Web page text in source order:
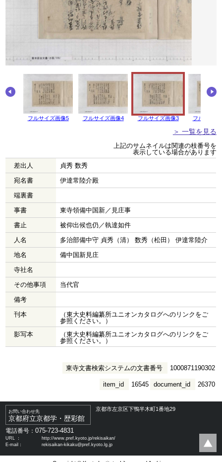
フルサイズ画像5 フルサイズ画像4 フルサイズ画像3 フルサイズ
＞ 一覧を見る
上記のサムネイルは関連の枝番号を
表示している場合があります
差出人
貞秀 数秀
宛名書
伊達常陸介殿
端裏書
事書
東寺領備中国新／見庄事
書止
被仰出候也仍／執達如件
人名
多治部備中守 貞秀（清） 数秀（松田） 伊達常陸介
地名
備中国新見庄
寺社名
その他事項
当代官
備考
刊本
（東大史料編纂所ユニオンカタログへのリンクをご
参照ください。）
影写本
（東大史料編纂所ユニオンカタログへのリンクをご
参照ください。）
東寺文書検索システムの文書番号 1000871190302
document_id 26370
item_id 16545
お問い合わせ先
京都府立京都学・歴彩館
京都市左京区下鴨半木町1番地29
電話番号：075-723-4831
URL ：
http://www.pref.kyoto.jp/rekisaikan/
E-mail：
rekisaikan-kikaku@pref.kyoto.lg.jp